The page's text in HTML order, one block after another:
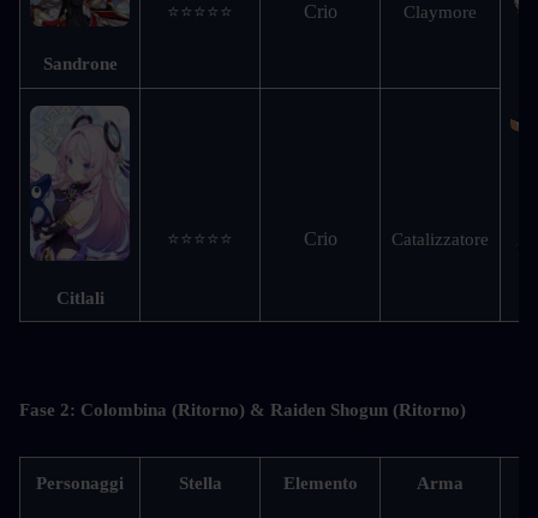
Sandrone
⭐⭐⭐⭐⭐ Crio Claymore
Citlali
⭐⭐⭐⭐⭐ Crio Catalizzatore
Fase 2: Colombina (Ritorno) & Raiden Shogun (Ritorno)
Personaggi Stella Elemento Arma